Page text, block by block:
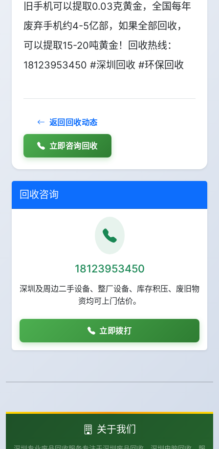
旧手机可以提取0.03克黄金，全国每年
废弃手机约4-5亿部，如果全部回收，
可以提取15-20吨黄金！回收热线：
18123953450 #深圳回收 #环保回收
返回回收动态
立即咨询回收
回收咨询
18123953450
深圳及周边二手设备、整厂设备、库存积压、废旧物
资均可上门估价。
立即拨打
关于我们